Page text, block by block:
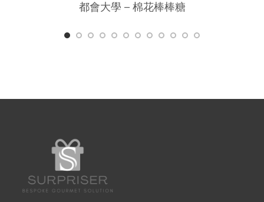
都會大學 – 棉花棒棒糖